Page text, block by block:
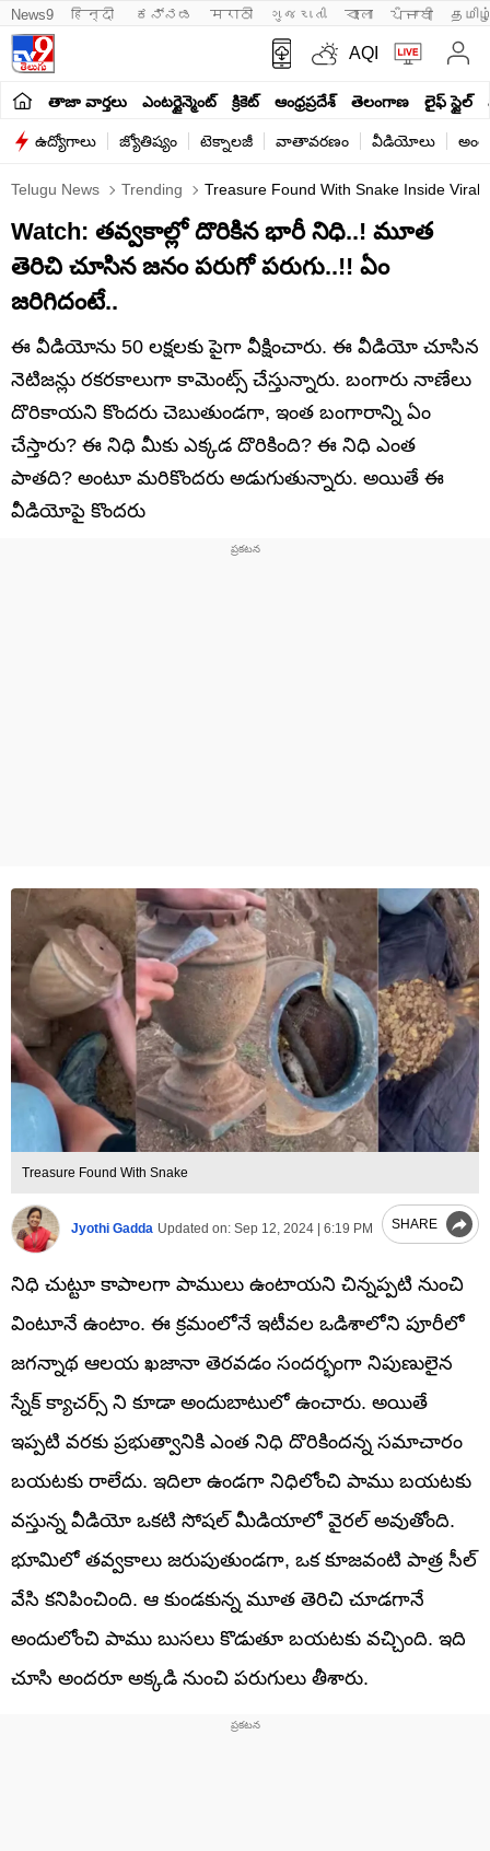
News9 हिन्दी ಕನ್ನಡ मराठी ગુજરાતી বাংলা ਪੰਜਾਬੀ
AQI
తాజా వార్తలు ఎంటర్టైన్మెంట్ క్రికెట్ ఆంధ్రప్రదేశ్ తెలంగాణ లైఫ్ స్టైల్
ఉద్యోగాలు జ్యోతిష్యం టెక్నాలజీ వాతావరణం వీడియోలు
Telugu News Trending Treasure Found With Snake Inside Viral
Watch: తవ్వకాల్లో దొరికిన భారీ నిధి..! మూత
తెరిచి చూసిన జనం పరుగో పరుగు..!! ఏం
జరిగిదంటే..
ఈ వీడియోను 50 లక్షలకు పైగా వీక్షించారు. ఈ వీడియో చూసిన
నెటిజన్లు రకరకాలుగా కామెంట్స్ చేస్తున్నారు. బంగారు నాణేలు
దొరికాయని కొందరు చెబుతుండగా, ఇంత బంగారాన్ని ఏం
చేస్తారు? ఈ నిధి మీకు ఎక్కడ దొరికింది? ఈ నిధి ఎంత
పాతది? అంటూ మరికొందరు అడుగుతున్నారు. అయితే ఈ
వీడియోపై కొందరు
Treasure Found With Snake
Jyothi Gadda Updated on: Sep 12, 2024 | 6:19 PM SHARE
నిధి చుట్టూ కాపాలగా పాములు ఉంటాయని చిన్నప్పటి నుంచి
వింటూనే ఉంటాం. ఈ క్రమంలోనే ఇటీవల ఒడిశాలోని పూరీలో
జగన్నాథ ఆలయ ఖజానా తెరవడం సందర్భంగా నిపుణులైన
స్నేక్‌ క్యాచర్స్ ని కూడా అందుబాటులో ఉంచారు. అయితే
ఇప్పటి వరకు ప్రభుత్వానికి ఎంత నిధి దొరికిందన్న సమాచారం
బయటకు రాలేదు. ఇదిలా ఉండగా నిధిలోంచి పాము బయటకు
వస్తున్న వీడియో ఒకటి సోషల్ మీడియాలో వైరల్ అవుతోంది.
భూమిలో తవ్వకాలు జరుపుతుండగా, ఒక కూజవంటి పాత్ర సీల్‌
వేసి కనిపించింది. ఆ కుండకున్న మూత తెరిచి చూడగానే
అందులోంచి పాము బుసలు కొడుతూ బయటకు వచ్చింది. ఇది
చూసి అందరూ అక్కడి నుంచి పరుగులు తీశారు.